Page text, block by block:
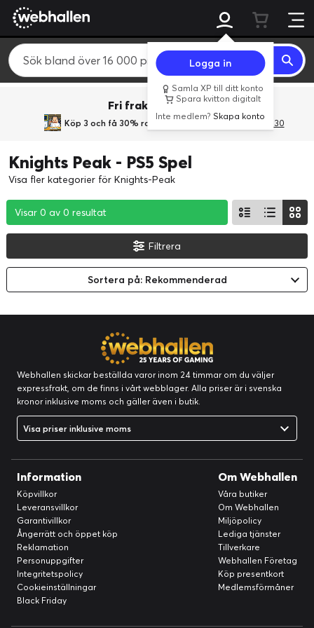
Logga in
Samla XP till ditt konto
Spara kvitton digitalt
Inte medlem?Skapa konto
Fri frakt över 800 kr.
Köp 3 och få 30% rabatt med rabattkoden 3Gives30
Knights Peak - PS5 Spel
Visa fler kategorier för Knights-Peak
Visar 0 av 0 resultat
Visar 0 av 0 resultat
Visar 0 av 0 resultat
Filtrera
Sortera på: Rekommenderad
Webhallen skickar beställda varor inom 24 timmar om du väljer
expressfrakt, om de finns i vårt webblager. Alla priser är i svenska
kronor inklusive moms och gäller även i butik.
Visa priser inklusive moms
Information
Köpvillkor
Leveransvillkor
Garantivillkor
Ångerrätt och öppet köp
Reklamation
Personuppgifter
Integritetspolicy
Cookieinställningar
Black Friday
Om Webhallen
Våra butiker
Om Webhallen
Miljöpolicy
Lediga tjänster
Tillverkare
Webhallen Företag
Köp presentkort
Medlemsförmåner